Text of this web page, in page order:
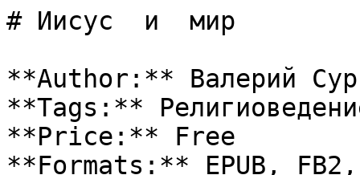
# Иисус  и  мир
**Author:** Валерий
**Tags:**
**Price:** Free
**Formats:** EPUB, FB2,